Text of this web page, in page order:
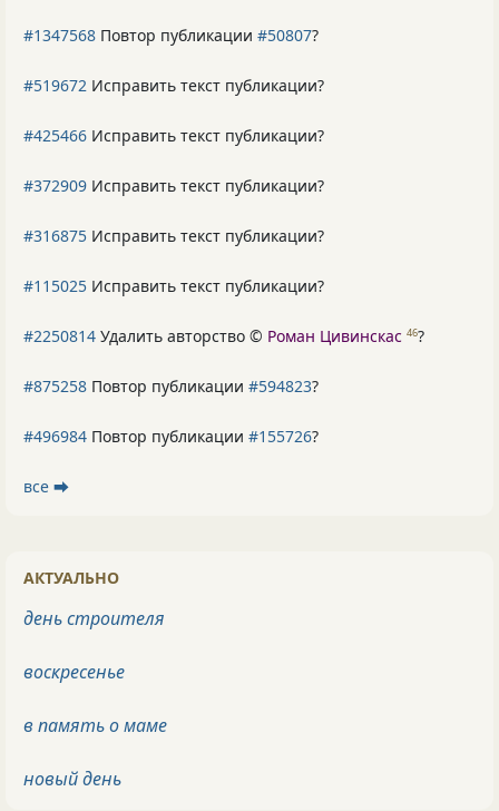
#1347568 Повтор публикации #50807?
#519672 Исправить текст публикации?
#425466 Исправить текст публикации?
#372909 Исправить текст публикации?
#316875 Исправить текст публикации?
#115025 Исправить текст публикации?
#2250814 Удалить авторство © Роман Цивинскас 46?
#875258 Повтор публикации #594823?
#496984 Повтор публикации #155726?
все ⮕
АКТУАЛЬНО
день строителя
воскресенье
в память о маме
новый день